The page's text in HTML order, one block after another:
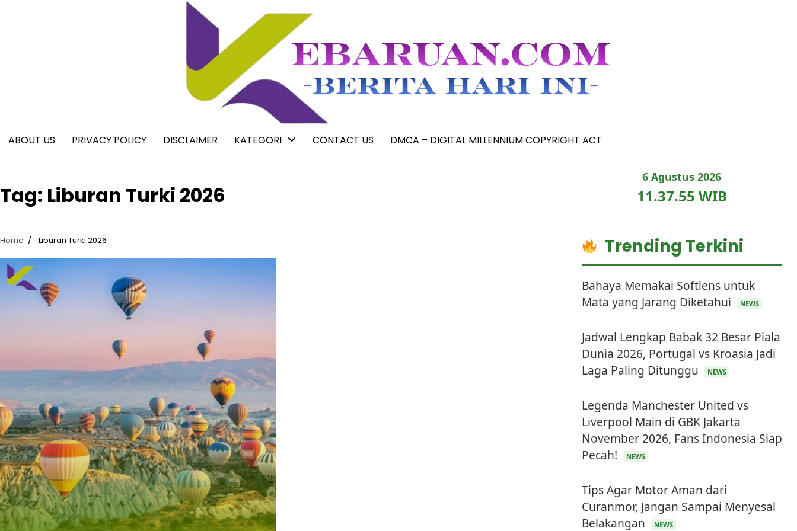
ABOUT US PRIVACY POLICY DISCLAIMER KATEGORI CONTACT US DMCA – DIGITAL MILLENNIUM COPYRIGHT ACT
Tag: Liburan Turki 2026
Home Liburan Turki 2026
6 Agustus 2026
11.37.56 WIB
Trending Terkini
Bahaya Memakai Softlens untuk
Mata yang Jarang Diketahui
NEWS
Jadwal Lengkap Babak 32 Besar Piala
Dunia 2026, Portugal vs Kroasia Jadi
Laga Paling Ditunggu
NEWS
Legenda Manchester United vs
Liverpool Main di GBK Jakarta
November 2026, Fans Indonesia Siap
Pecah!
NEWS
Tips Agar Motor Aman dari
Curanmor, Jangan Sampai Menyesal
Belakangan
NEWS